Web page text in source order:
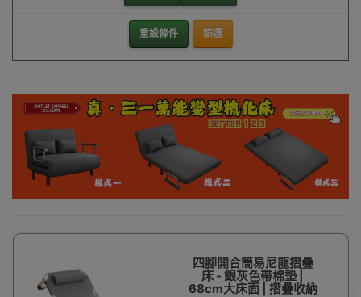
重設條件 篩選
四腳開合簡易尼龍摺疊
床 - 銀灰色帶棉墊 |
68cm大床面 | 摺疊收納